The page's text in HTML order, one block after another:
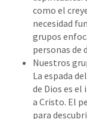
como el
necesidad
grupos
personas de
Nuestros
La espada
de Dios es
a Cristo. El
para